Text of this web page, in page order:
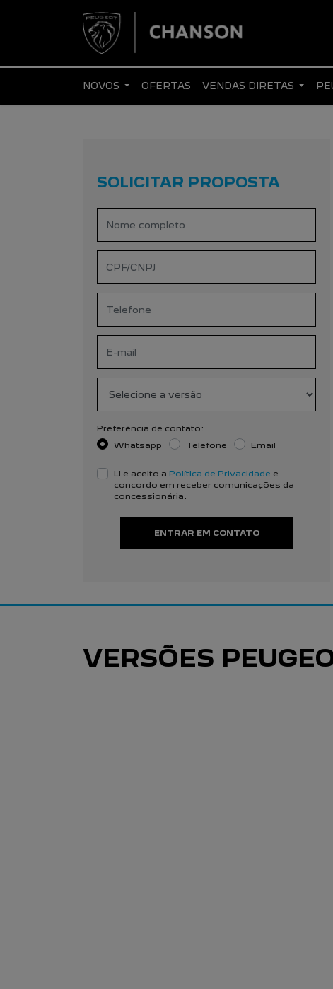
NOVOS OFERTAS VENDAS DIRETAS
SOLICITAR PROPOSTA
Preferência de contato:
Whatsapp
Telefone Email
Li e aceito a Política de Privacidade e
concordo em receber comunicações da
concessionária.
ENTRAR EM CONTATO
VERSÕES